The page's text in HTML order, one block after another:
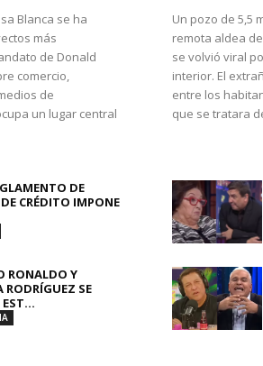
Blanca se ha
más
de Donald
comercio,
de
un lugar central
Un pozo de 5,5
remota aldea
se volvió viral
interior. El
entre los
que se tratara
DE
CRÉDITO IMPONE
RONALDO Y
RODRÍGUEZ SE